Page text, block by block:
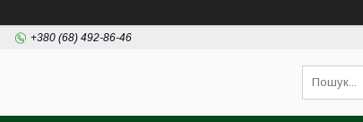
+380 (68) 492-86-46